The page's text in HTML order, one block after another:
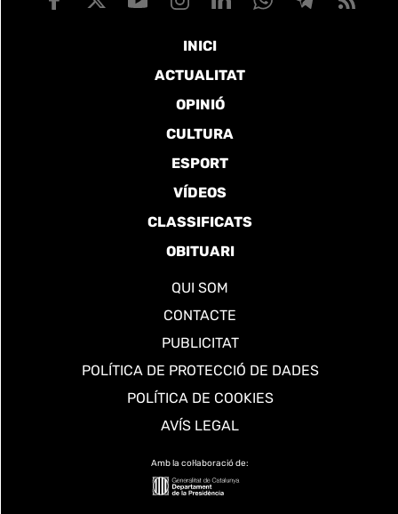
INICI
ACTUALITAT
OPINIÓ
CULTURA
ESPORT
VÍDEOS
CLASSIFICATS
OBITUARI
QUI SOM
CONTACTE
PUBLICITAT
POLÍTICA DE PROTECCIÓ DE DADES
POLÍTICA DE COOKIES
AVÍS LEGAL
Amb la col·laboració de: